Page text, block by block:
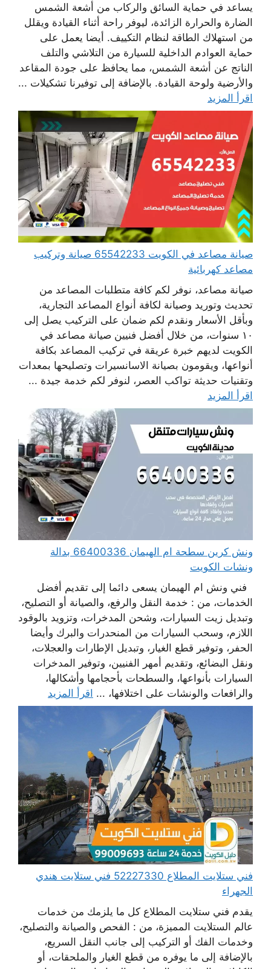
يساعد في حماية السائق والركاب من أشعة الشمس
الضارة والحرارة الزائدة، ليوفر راحة أثناء القيادة ويقلل
من استهلاك الطاقة لنظام التكييف. أيضا يعمل على
حماية العوادم الداخلية للسيارة من التلاشي والتلف
الناتج عن أشعة الشمس، مما يحافظ على جودة المقاعد
والأرضية ولوحة القيادة. بالإضافة إلى توفيرنا تشكيلات ...
اقرأ المزيد
صيانة مصاعد في الكويت 65542233 صيانة وتركيب
مصاعد كهربائية
صيانة مصاعد، نوفر لكم كافة متطلبات المصاعد من
تحديث وتوريد وصيانة لكافة أنواع المصاعد التجارية،
وبأقل الأسعار ونقدم لكم ضمان على التركيب يصل إلى
١٠ سنوات، من خلال أفضل فنيين صيانة مصاعد في
الكويت لديهم خبرة عريقة في تركيب المصاعد بكافة
أنواعها، ويقومون بصيانة الاسانسيرات وتصليحها بمعدات
وتقنيات حديثة تواكب العصر، لنوفر لكم خدمة جيدة ...
اقرأ المزيد
ونش كرين سطحة ام الهيمان 66400336 بدالة
ونشات الكويت
فني ونش ام الهيمان يسعى دائما إلى تقديم أفضل
الخدمات، من : خدمة النقل والرفع، والصيانة أو التصليح،
وتبديل زيت السيارات، وشحن المدخرات، وتزويد بالوقود
اللازم، وسحب السيارات من المنحدرات والبرك وأيضا
الحفر، وتوفير قطع الغيار، وتبديل الإطارات والعجلات،
ونقل البضائع، وتقديم أمهر الفنيين، وتوفير المدخرات
السيارات بأنواعها، والسطحات بأحجامها وأشكالها،
والرافعات والونشات على اختلافها، ... اقرأ المزيد
فني ستلايت المطلاع 52227330 فني ستلايت هندي
الجهراء
يقدم فني ستلايت المطلاع كل ما يلزمك من خدمات
عالم الستلايت المميزة، من : الفحص والصيانة والتصليح،
وخدمات الفك أو التركيب إلى جانب النقل السريع،
بالإضافة إلى ما يوفره من قطع الغيار والملحقات، أو